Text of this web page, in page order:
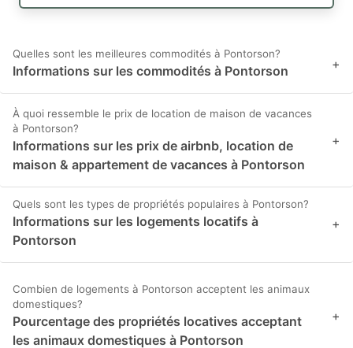
Quelles sont les meilleures commodités à Pontorson?
Informations sur les commodités à Pontorson +
À quoi ressemble le prix de location de maison de vacances
à Pontorson?
Informations sur les prix de airbnb, location de
maison & appartement de vacances à Pontorson
+
Quels sont les types de propriétés populaires à Pontorson?
Informations sur les logements locatifs à
Pontorson
+
Combien de logements à Pontorson acceptent les animaux
domestiques?
Pourcentage des propriétés locatives acceptant
les animaux domestiques à Pontorson
+